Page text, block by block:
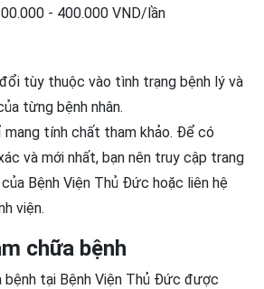
- 400.000 VND/lần
tùy thuộc vào tình trạng bệnh lý và
từng bệnh nhân.
mang tính chất tham khảo. Để có
và mới nhất, bạn nên truy cập trang
Bệnh Viện Thủ Đức hoặc liên hệ
viện.
chữa bệnh
bệnh tại Bệnh Viện Thủ Đức được